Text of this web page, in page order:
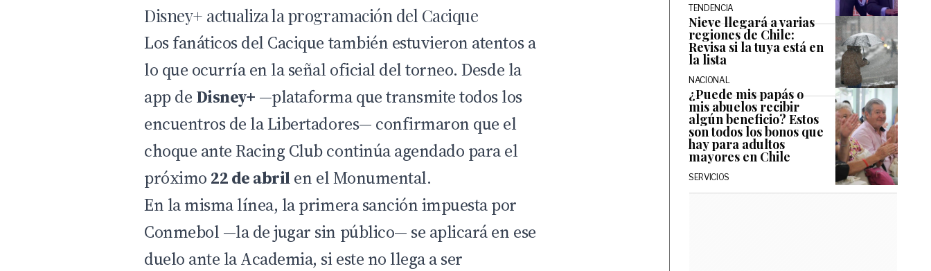
Disney+ actualiza la programación del Cacique
Los fanáticos del Cacique también estuvieron atentos a
lo que ocurría en la señal oficial del torneo. Desde la
app de Disney+ —plataforma que transmite todos los
encuentros de la Libertadores— confirmaron que el
choque ante Racing Club continúa agendado para el
próximo 22 de abrilen el Monumental.
En la misma línea, la primera sanción impuesta por
Conmebol —la de jugar sin público— se aplicará en ese
duelo ante la Academia, si este no llega a ser
TENDENCIA
Nieve llegará a varias
regiones de Chile:
Revisa si la tuya está en
la lista
NACIONAL
¿Puede mis papás o
mis abuelos recibir
algún beneficio? Estos
son todos los bonos que
hay para adultos
mayores en Chile
SERVICIOS